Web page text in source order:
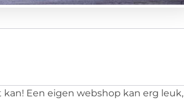
Een eigen webshop kan erg leuk,